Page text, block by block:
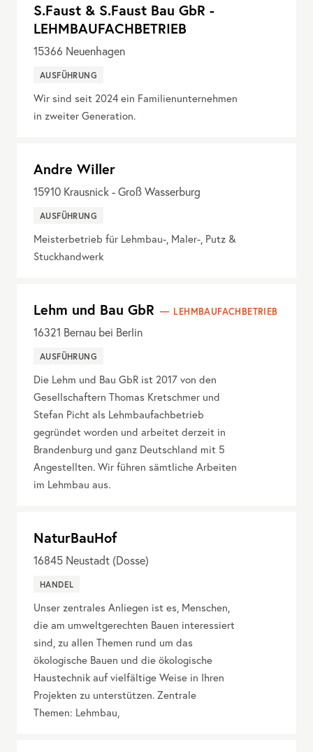
S.Faust & S.Faust Bau GbR -
LEHMBAUFACHBETRIEB
15366 Neuenhagen
AUSFÜHRUNG
Wir sind seit 2024 ein Familienunternehmen
in zweiter Generation.
Andre Willer
15910 Krausnick - Groß Wasserburg
AUSFÜHRUNG
Meisterbetrieb für Lehmbau-, Maler-, Putz &
Stuckhandwerk
Lehm und Bau GbR LEHMBAUFACHBETRIEB
16321 Bernau bei Berlin
AUSFÜHRUNG
Die Lehm und Bau GbR ist 2017 von den
Gesellschaftern Thomas Kretschmer und
Stefan Picht als Lehmbaufachbetrieb
gegründet worden und arbeitet derzeit in
Brandenburg und ganz Deutschland mit 5
Angestellten. Wir führen sämtliche Arbeiten
im Lehmbau aus.
NaturBauHof
16845 Neustadt (Dosse)
HANDEL
Unser zentrales Anliegen ist es, Menschen,
die am umweltgerechten Bauen interessiert
sind, zu allen Themen rund um das
ökologische Bauen und die ökologische
Haustechnik auf vielfältige Weise in Ihren
Projekten zu unterstützen. Zentrale
Themen: Lehmbau,